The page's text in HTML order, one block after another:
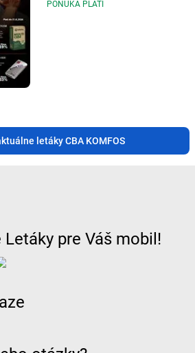
PONUKA PLATÍ
letáky CBA KOMFOS
pre Váš mobil!